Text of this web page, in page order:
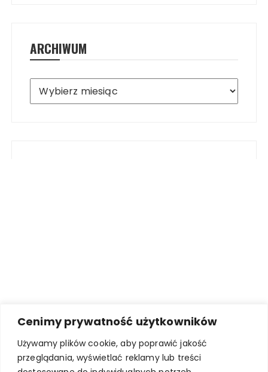
Cenimy prywatność użytkowników
Używamy plików cookie, aby poprawić jakość
przeglądania, wyświetlać reklamy lub treści
ARCHIWUM
Archiwum